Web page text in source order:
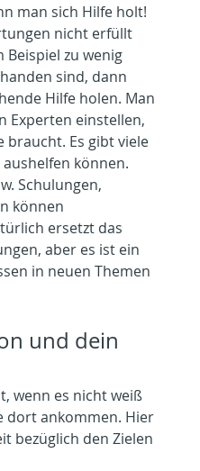
man sich Hilfe holt!
nicht erfüllt
Beispiel zu wenig
sind, dann
Hilfe holen. Man
Experten einstellen,
braucht. Es gibt viele
können.
Schulungen,
können
ersetzt das
aber es ist ein
in neuen Themen
und dein
wenn es nicht weiß
dort ankommen. Hier
bezüglich den Zielen